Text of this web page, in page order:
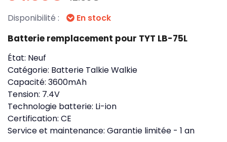
Disponibilité : En stock
Batterie remplacement pour TYT LB-75L
État: Neuf
Catégorie: Batterie Talkie Walkie
Capacité: 3600mAh
Tension: 7.4V
Technologie batterie: Li-ion
Certification: CE
Service et maintenance: Garantie limitée - 1 an